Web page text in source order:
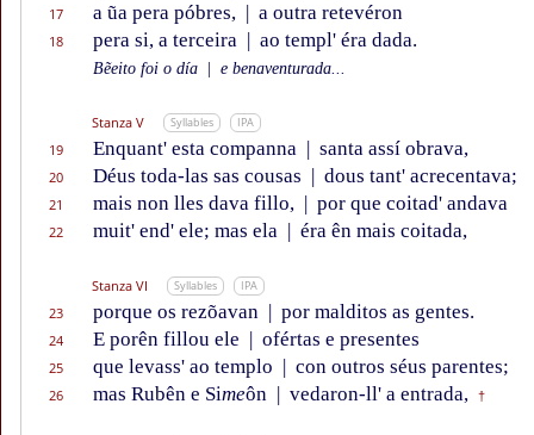
17 a ũa pera póbres, | a outra retevéron
18 pera si, a terceira | ao templ' éra dada.
Bẽeito foi o día e benaventurada...
Stanza V Syllables IPA
19 Enquant' esta companna | santa assí obrava,
20 Déus toda-las sas cousas | dous tant' acrecentava;
21 mais non lles dava fillo, | por que coitad' andava
22 muit' end' ele; mas ela | éra ên mais coitada,
Stanza VI Syllables IPA
23 porque os rezõavan | por malditos as gentes.
24 E porên fillou ele | ofértas e presentes
25 que levass' ao templo | con outros séus parentes;
26 mas Rubên e Simeôn | vedaron-ll' a entrada, †